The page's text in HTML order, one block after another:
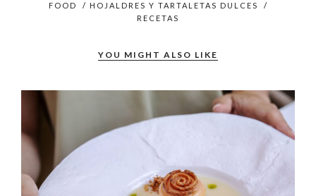
FOOD / HOJALDRES Y TARTALETAS DULCES
/
RECETAS
YOU MIGHT ALSO LIKE